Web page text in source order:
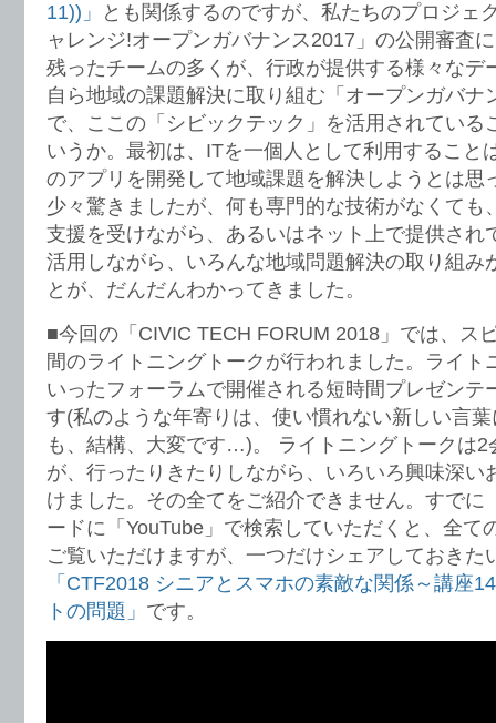
11))」
とも関係するのですが、私たちのプロジェ
ャレンジ!オープンガバナンス2017」の公開審査
残ったチームの多くが、行政が提供する様々なデ
自ら地域の課題解決に取り組む「オープンガバナ
で、ここの「シビックテック」を活用されている
いうか。最初は、ITを一個人として利用すること
のアプリを開発して地域課題を解決しようとは思
少々驚きましたが、何も専門的な技術がなくても
支援を受けながら、あるいはネット上で提供され
活用しながら、いろんな地域問題解決の取り組
とが、だんだんわかってきました。
■今回の「CIVIC TECH FORUM 2018」では、ス
間のライトニングトークが行われました。ライト
いったフォーラムで開催される短時間プレゼンテ
す(私のような年寄りは、使い慣れない新しい言
も、結構、大変です…)。 ライトニングトークは2
が、行ったりきたりしながら、いろいろ興味深い
けました。その全てをご紹介できません。すでに
ードに「YouTube」で検索していただくと、全て
ご覧いただけますが、一つだけシェアしておきた
「CTF2018 シニアとスマホの素敵な関係～講座
トの問題」 です。